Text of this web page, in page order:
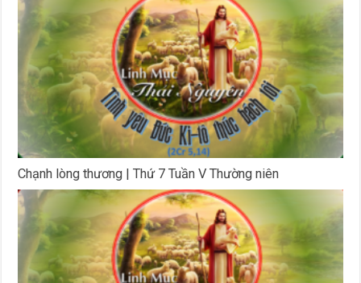
Chạnh lòng thương | Thứ 7 Tuần V Thường niên